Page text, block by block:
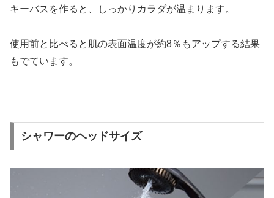
キーバスを作ると、しっかりカラダが温まります。
使用前と比べると肌の表面温度が約8％もアップする結果
もでています。
シャワーのヘッドサイズ